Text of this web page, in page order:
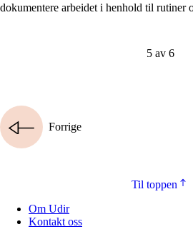
dokumentere arbeidet i henhold til rutiner
5 av 6
Forrige
Til toppen
Om Udir
Kontakt oss